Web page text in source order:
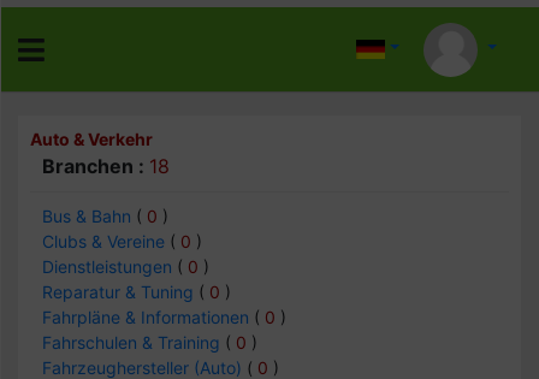
Auto & Verkehr
Branchen : 18
Bus & Bahn ( 0 )
Clubs & Vereine ( 0 )
Dienstleistungen ( 0 )
Reparatur & Tuning ( 0 )
Fahrpläne & Informationen ( 0 )
Fahrschulen & Training ( 0 )
Fahrzeughersteller (Auto) ( 0 )